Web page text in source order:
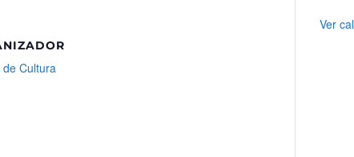
Cultura
Ver